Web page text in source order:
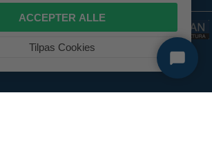
DK41222093 | Alle rettigheder forbeholdes |
ACCEPTER ALLE
Tilpas Cookies